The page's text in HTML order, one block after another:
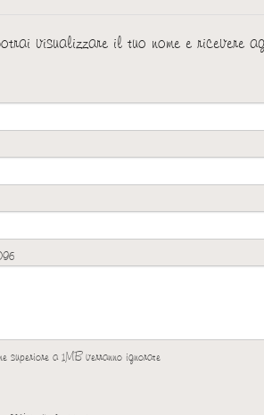
visualizzare il tuo nome e ricevere
superiore a 1MB verranno ignorate